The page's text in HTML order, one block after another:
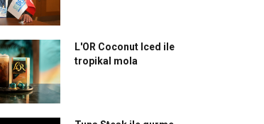
L'OR Coconut Iced ile
tropikal mola